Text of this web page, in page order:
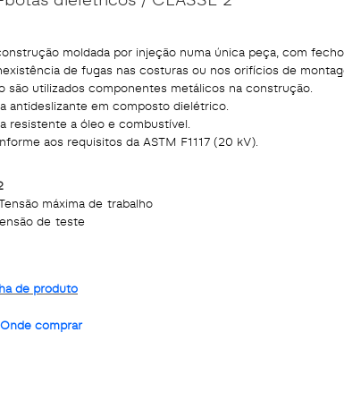
moldada por injeção numa única peça, com
de fugas nas costuras ou nos orifícios de
são utilizados componentes metálicos na construção.
antideslizante em composto dielétrico.
resistente a óleo e combustível.
aos requisitos da ASTM F1117 (20 kV).
máxima de trabalho
de teste
Onde comprar
de produto